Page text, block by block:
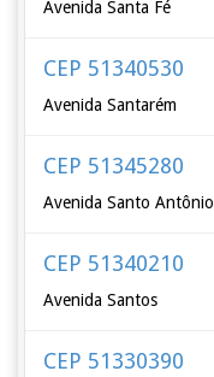
Avenida Santa Fé
CEP 51340530
Avenida Santarém
CEP 51345280
Avenida Santo Antônio
CEP 51340210
Avenida Santos
CEP 51330390